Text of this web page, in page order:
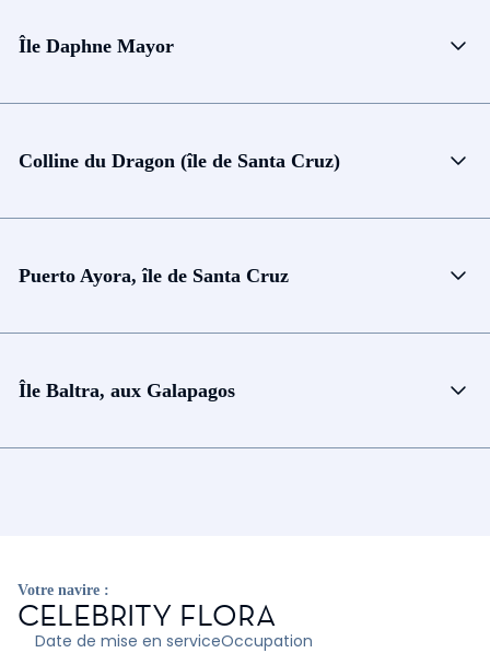
Île Daphne Mayor
Colline du Dragon (île de Santa Cruz)
Puerto Ayora, île de Santa Cruz
Île Baltra, aux Galapagos
Votre navire :
CELEBRITY FLORA
Date de mise en serviceOccupation